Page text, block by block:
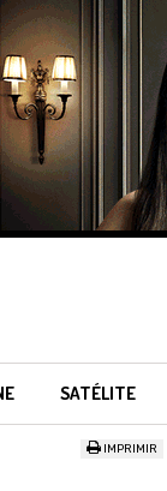
SATÉLITE
IMPRIMIR